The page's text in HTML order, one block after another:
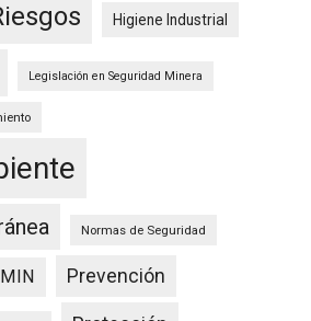
Higiene Industrial
Legislación en Seguridad Minera
Normas de Seguridad
Prevención